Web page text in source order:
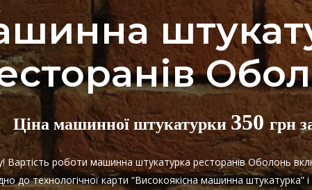
Ціна машинної штукатурки350грн
Вартість роботи машинна штукатурка ресторанів Оболонь
до технологічної карти “Високоякісна машинна